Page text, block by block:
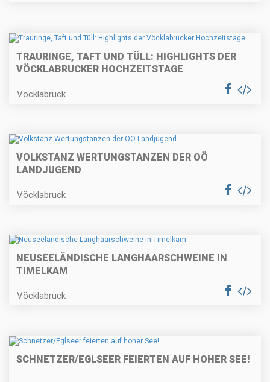
TRAURINGE, TAFT UND TÜLL: HIGHLIGHTS DER
VÖCKLABRUCKER HOCHZEITSTAGE
Vöcklabruck
VOLKSTANZ WERTUNGSTANZEN DER OÖ
LANDJUGEND
Vöcklabruck
NEUSEELÄNDISCHE LANGHAARSCHWEINE IN
TIMELKAM
Vöcklabruck
SCHNETZER/EGLSEER FEIERTEN AUF HOHER SEE!